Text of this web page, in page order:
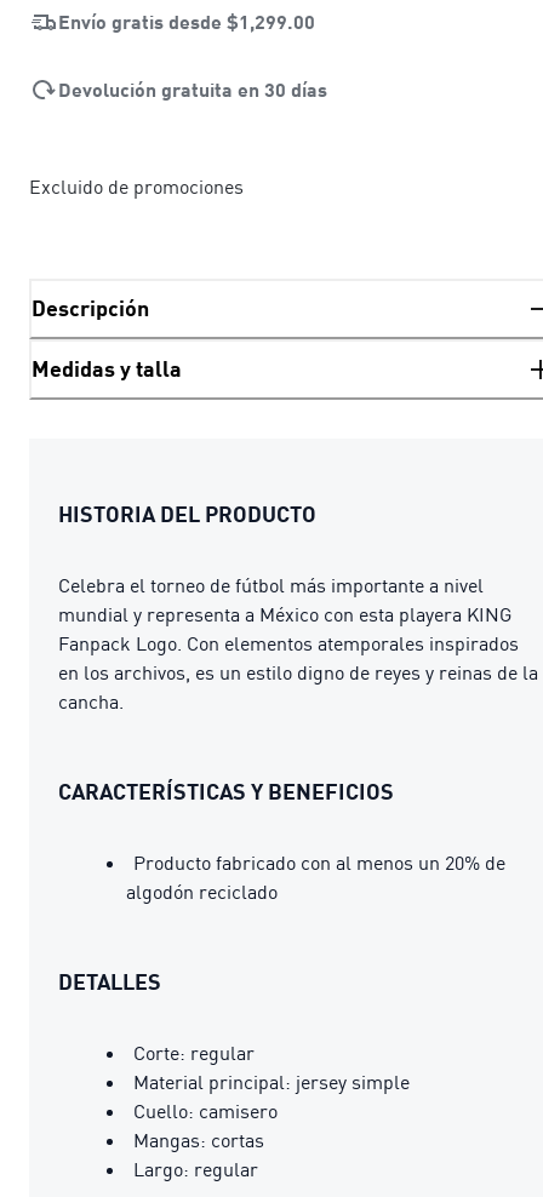
Envío gratis desde $1,299.00
Devolución gratuita en 30 días
Excluido de promociones
Descripción
Medidas y talla
HISTORIA DEL PRODUCTO
Celebra el torneo de fútbol más importante a nivel
mundial y representa a México con esta playera KING
Fanpack Logo. Con elementos atemporales inspirados
en los archivos, es un estilo digno de reyes y reinas de la
cancha.
CARACTERÍSTICAS Y BENEFICIOS
Producto fabricado con al menos un 20% de
algodón reciclado
DETALLES
Corte: regular
Material principal: jersey simple
Cuello: camisero
Mangas: cortas
Largo: regular